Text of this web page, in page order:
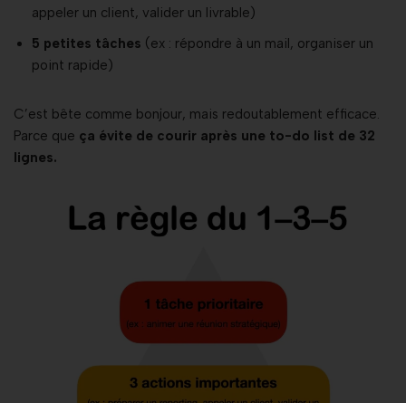
appeler un client, valider un livrable)
5 petites tâches (ex : répondre à un mail, organiser un
point rapide)
C’est bête comme bonjour, mais redoutablement efficace.
Parce que ça évite de courir après une to-do list de 32
lignes.